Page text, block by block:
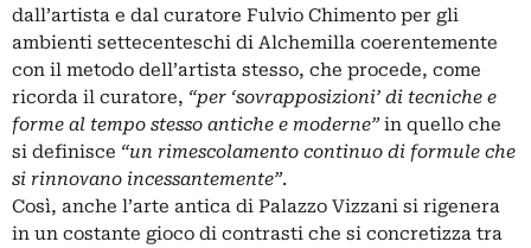
dall’artista e dal curatore Fulvio Chimento per gli
ambienti settecenteschi di Alchemilla coerentemente
con il metodo dell’artista stesso, che procede, come
ricorda il curatore, “per ‘sovrapposizioni’ di tecniche e
forme al tempo stesso antiche e moderne” in quello che
si definisce “un rimescolamento continuo di formule che
si rinnovano incessantemente”.
Così, anche l’arte antica di Palazzo Vizzani si rigenera
in un costante gioco di contrasti che si concretizza tra